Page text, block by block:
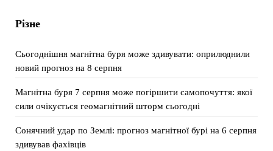
Різне
Сьогоднішня магнітна буря може здивувати: оприлюднили
новий прогноз на 8 серпня
Магнітна буря 7 серпня може погіршити самопочуття: якої
сили очікується геомагнітний шторм сьогодні
Сонячний удар по Землі: прогноз магнітної бурі на 6 серпня
здивував фахівців